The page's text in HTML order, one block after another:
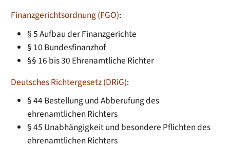
Finanzgerichtsordnung (FGO):
§ 5 Aufbau der Finanzgerichte
§ 10 Bundesfinanzhof
§§ 16 bis 30 Ehrenamtliche Richter
Deutsches Richtergesetz (DRiG):
§ 44 Bestellung und Abberufung des
ehrenamtlichen Richters
§ 45 Unabhängigkeit und besondere Pflichten des
ehrenamtlichen Richters